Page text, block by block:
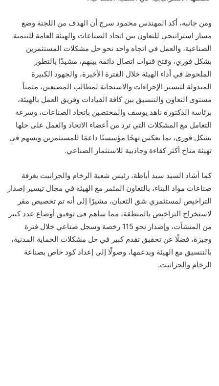
ومن جانبه، أكد المهندس محمود سرج أن الهدف من اللجنة وضع
مسار استراتيجي للتعاون بين اتحاد الصناعات والهيئة العامة للتنمية
الصناعية، والعمل في اتجاه واحد نحو حل مشكلات المستثمرين
بشكل فوري، وفتح قنوات اتصال دائمة بينهم، مشيدًا بالتطور
الملحوظ في أداء الهيئة خلال الفترة الأخيرة، والجهود الكبيرة
المبذولة لتيسير الإجراءات والاستجابة لمطالب المصنعين، مثمناً
مستوى التعاون والتنسيق بين كافة القيادات وفريق العمل بالهيئة،
برئاسة الدكتورة ناهد يوسف والمختصين باتحاد الصناعات، وسرعة
التعامل مع المشكلات التي ترد من أعضاء الاتحاد والعمل على حلها
بشكل فوري، بما يعكس نهجًا مؤسسيًا داعمًا للمستثمرين ويسهم في
تهيئة مناخ أكثر كفاءة وجاذبية للاستثمار الصناعي.
كما أشاد السيد سيد أباظة، رئيس شعبة الرخام والجرانيت بغرفة
صناعات مواد البناء، بالتعاون المثمر مع الهيئة في مجال تيسير إصدار
التراخيص لمستثمري شق الثعبان، مشيرًا إلى أنه تم تخصيص مقر
لاستخراج التراخيص بالمنطقة، مما ساهم في توفيق أوضاع عدد كبير
من المنشآت، وإصدار نحو 115 رخصة وسجل صناعي خلال فترة
وجيزة، فضلًا عن تحقيق تقدم كبير في حل مشكلات الحماية المدنية،
بالتنسيق مع الهيئة وبدعمها، وصولًا إلى إعداد كود خاص بصناعة
الرخام والجرانيت.